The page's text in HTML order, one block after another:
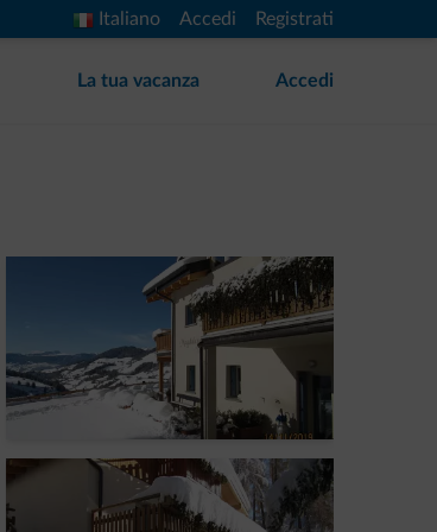
Italiano Accedi Registrati
La tua vacanza Accedi